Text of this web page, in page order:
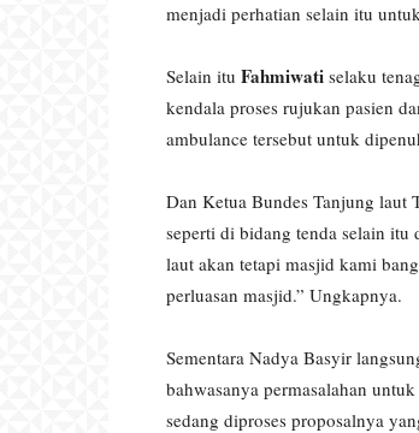
menjadi perhatian selain itu
Selain itu Fahmiwati selaku
kendala proses rujukan pasien
ambulance tersebut untuk
Dan Ketua Bundes Tanjung laut
seperti di bidang tenda selain
laut akan tetapi masjid kami
perluasan masjid.” Ungkapnya.
Sementara Nadya Basyir
bahwasanya permasalahan untuk
sedang diproses proposalnya